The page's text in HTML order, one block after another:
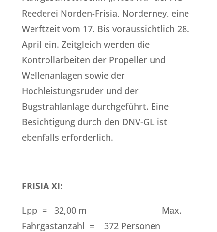
Reederei Norden-Frisia, Norderney, eine
Werftzeit vom 17. Bis voraussichtlich 28.
April ein. Zeitgleich werden die
Kontrollarbeiten der Propeller und
Wellenanlagen sowie der
Hochleistungsruder und der
Bugstrahlanlage durchgeführt. Eine
Besichtigung durch den DNV-GL ist
ebenfalls erforderlich.
FRISIA XI:
Lpp = 32,00 m Max.
Fahrgastanzahl = 372 Personen